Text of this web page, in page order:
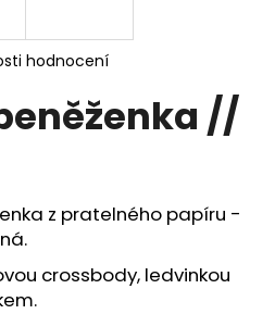
hodnocení
//
z pratelného papíru -
crossbody, ledvinkou